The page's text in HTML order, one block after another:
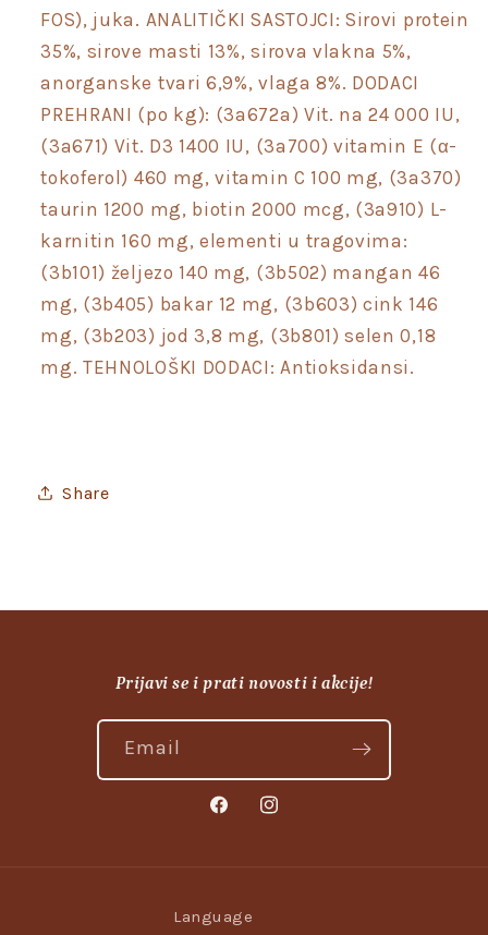
FOS), juka. ANALITIČKI SASTOJCI: Sirovi protein
35%, sirove masti 13%, sirova vlakna 5%,
anorganske tvari 6,9%, vlaga 8%. DODACI
PREHRANI (po kg): (3a672a) Vit. na 24 000 IU,
(3a671) Vit. D3 1400 IU, (3a700) vitamin E (α-
tokoferol) 460 mg, vitamin C 100 mg, (3a370)
taurin 1200 mg, biotin 2000 mcg, (3a910) L-
karnitin 160 mg, elementi u tragovima:
(3b101) željezo 140 mg, (3b502) mangan 46
mg, (3b405) bakar 12 mg, (3b603) cink 146
mg, (3b203) jod 3,8 mg, (3b801) selen 0,18
mg. TEHNOLOŠKI DODACI: Antioksidansi.
Share
Prijavi se i prati novosti i akcije!
Email
FacebookInstagram
Language